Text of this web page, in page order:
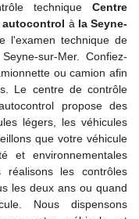
technique Centre
à la Seyne-
l'examen technique de
sur-Mer. Confiez-
ou camion afin
Le centre de contrôle
propose des
légers, les véhicules
que votre véhicule
et environnementales
réalisons les contrôles
les deux ans ou quand
Nous dispensons